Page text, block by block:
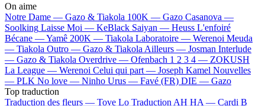
On aime
Notre Dame — Gazo & Tiakola 100K — Gazo Casanova —
Soolking Laisse Moi — KeBlack Saiyan — Heuss L'enfoiré
Bécane —Yamê 200K — Tiakola Laboratoire — Werenoi Meuda
— Tiakola Outro — Gazo & Tiakola Ailleurs — Josman Interlude
— Gazo & Tiakola Overdrive — Ofenbach 1 2 3 4 — ZOKUSH
La League — Werenoi Celui qui part — Joseph Kamel Nouvelles
— PLK No love — Ninho Urus — Favé (FR) DIE — Gazo
Top traduction
Traduction des fleurs — Tove Lo Traduction AH HA — Cardi B